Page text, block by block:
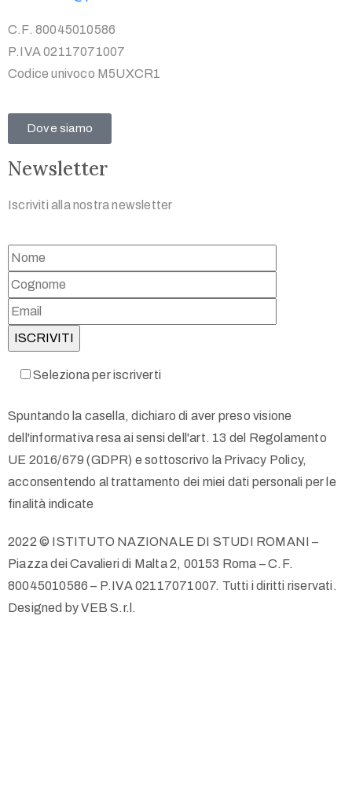
C.F. 80045010586
P.IVA 02117071007
Codice univoco M5UXCR1
Dove siamo
Newsletter
Iscriviti alla nostra newsletter
Seleziona per iscriverti
Spuntando la casella, dichiaro di aver preso visione
dell'informativa resa ai sensi dell'art. 13 del Regolamento
UE 2016/679 (GDPR) e sottoscrivo la Privacy Policy,
acconsentendo al trattamento dei miei dati personali per le
finalità indicate
2022 © ISTITUTO NAZIONALE DI STUDI ROMANI –
Piazza dei Cavalieri di Malta 2, 00153 Roma – C.F.
80045010586 – P.IVA 02117071007. Tutti i diritti riservati.
Designed by VEB S.r.l.